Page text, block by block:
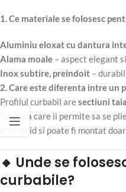
1. Ce materiale se folosesc
Aluminiu eloxat cu dantura
Alama moale – aspect elegant
Inox subtire, preindoit –
2. Care este diferenta intre un
Profilul curbabil aresectiuni
speciala care ii permite sa se
este rigid si poate fi montat
🔸 Unde se
curbabile?